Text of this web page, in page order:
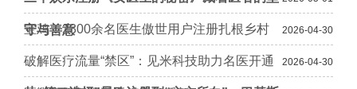
守与善意 2026-04-30
宝鸡：2300余名医生傲世用户注册扎根乡村
2026-04-30
破解医疗流量“禁区”：见米科技助力名医开通